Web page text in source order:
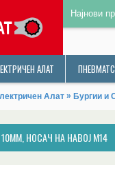
Најнови
АЛАТ
Алат » Бургии и
НОСАЧ НА НАВОЈ М14